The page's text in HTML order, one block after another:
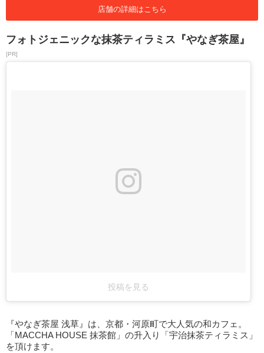
店舗の詳細はこちら
フォトジェニックな抹茶ティラミス『やなぎ茶屋』
[PR]
投稿を見る
『やなぎ茶屋 浅草』は、京都・河原町で大人気の和カフェ。
「MACCHA HOUSE 抹茶館」の升入り「宇治抹茶ティラミス」
を頂けます。